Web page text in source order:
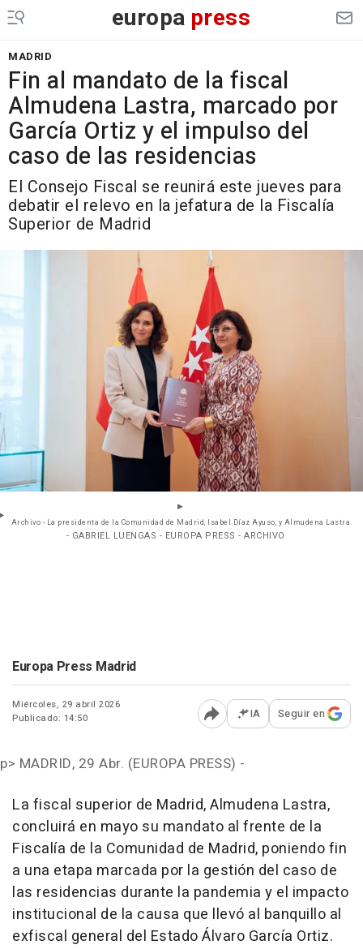
europa press
MADRID
Fin al mandato de la fiscal
Almudena Lastra, marcado por
García Ortiz y el impulso del
caso de las residencias
El Consejo Fiscal se reunirá este jueves para
debatir el relevo en la jefatura de la Fiscalía
Superior de Madrid
Archivo - La presidenta de la Comunidad de Madrid, Isabel Díaz Ayuso, y Almudena Lastra.
- GABRIEL LUENGAS - EUROPA PRESS - ARCHIVO
Europa Press Madrid
Miércoles, 29 abril 2026
Publicado: 14:50
Abrir opciones para
IA Seguir en
p> MADRID, 29 Abr. (EUROPA PRESS) -
La fiscal superior de Madrid, Almudena Lastra,
concluirá en mayo su mandato al frente de la
Fiscalía de la Comunidad de Madrid, poniendo fin
a una etapa marcada por la gestión del caso de
las residencias durante la pandemia y el impacto
institucional de la causa que llevó al banquillo al
exfiscal general del Estado Álvaro García Ortiz.